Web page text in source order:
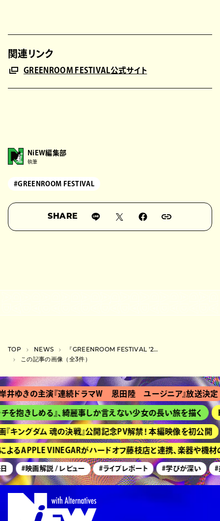
関連リンク
GREENROOM FESTIVAL公式サイト
NiEW編集部
執筆
#GREENROOM FESTIVAL
SHARE
TOP NEWS
『GREENROOM FESTIVAL ’26』タイムテーブル公開、平井大とAIがトップバッター
この記事の画像（全3件）
井ゆきの主演『連続ドラマＷ 恩田陸 ユージニア』放送決定
を抱きしめる』、綺麗事しか言えない少女の長い旅を描く
キングダム 魂の決戦』公開記念PV解禁！ 本編映像を初公開
るAPPLE VINEGARがハードオフ藤枝店と連携、楽器や機材
#映画解説 / レビュー #ライブレポート #学びが深い #